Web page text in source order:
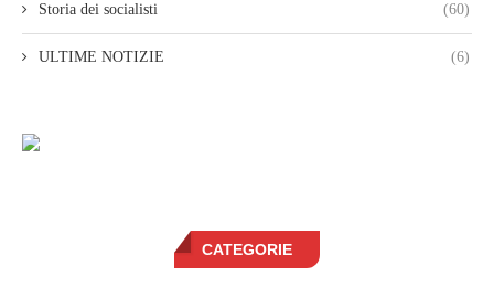
Storia dei socialisti (60)
ULTIME NOTIZIE (6)
CATEGORIE